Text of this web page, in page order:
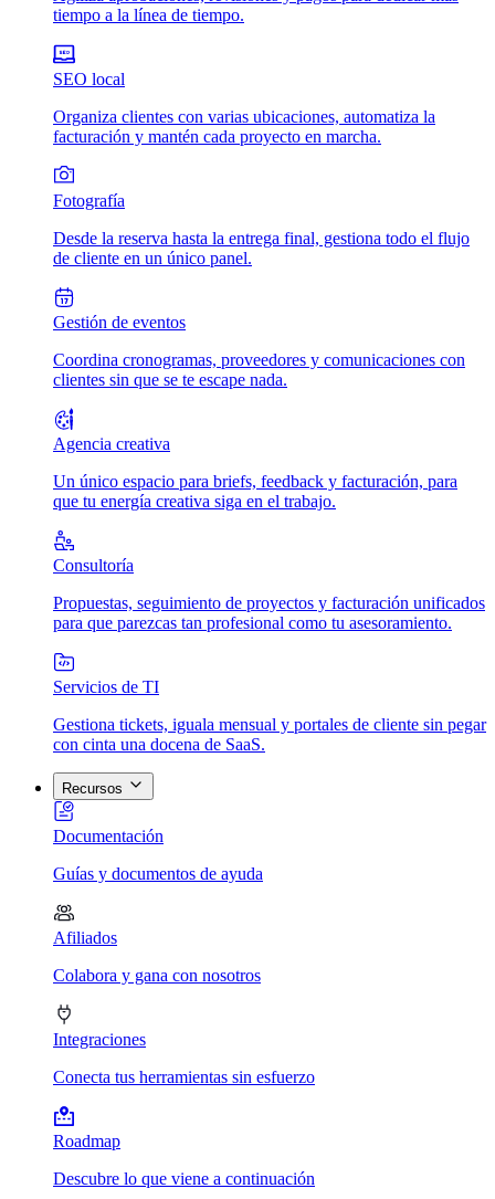
tiempo a la línea de tiempo.
SEO local
Organiza clientes con varias ubicaciones, automatiza la
facturación y mantén cada proyecto en marcha.
Fotografía
Desde la reserva hasta la entrega final, gestiona todo el flujo
de cliente en un único panel.
Gestión de eventos
Coordina cronogramas, proveedores y comunicaciones con
clientes sin que se te escape nada.
Agencia creativa
Un único espacio para briefs, feedback y facturación, para
que tu energía creativa siga en el trabajo.
Consultoría
Propuestas, seguimiento de proyectos y facturación unificados
para que parezcas tan profesional como tu asesoramiento.
Servicios de TI
Gestiona tickets, iguala mensual y portales de cliente sin pegar
con cinta una docena de SaaS.
Recursos
Documentación
Guías y documentos de ayuda
Afiliados
Colabora y gana con nosotros
Integraciones
Conecta tus herramientas sin esfuerzo
Roadmap
Descubre lo que viene a continuación